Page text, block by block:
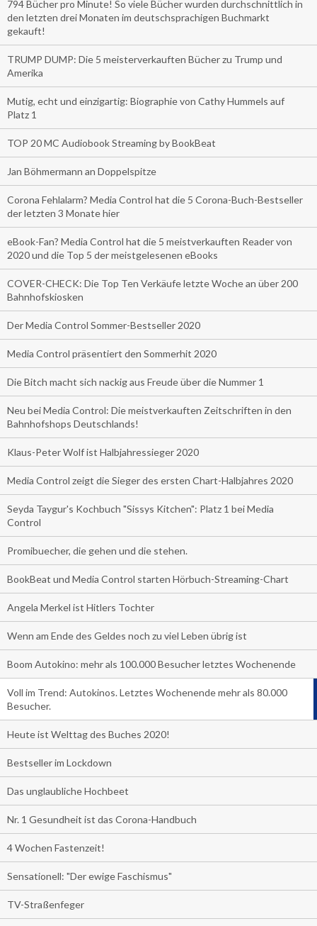
794 Bücher pro Minute! So viele Bücher wurden durchschnittlich in
den letzten drei Monaten im deutschsprachigen Buchmarkt
gekauft!
TRUMP DUMP: Die 5 meisterverkauften Bücher zu Trump und
Amerika
Mutig, echt und einzigartig: Biographie von Cathy Hummels auf
Platz 1
TOP 20 MC Audiobook Streaming by BookBeat
Jan Böhmermann an Doppelspitze
Corona Fehlalarm? Media Control hat die 5 Corona-Buch-Bestseller
der letzten 3 Monate hier
eBook-Fan? Media Control hat die 5 meistverkauften Reader von
2020 und die Top 5 der meistgelesenen eBooks
COVER-CHECK: Die Top Ten Verkäufe letzte Woche an über 200
Bahnhofskiosken
Der Media Control Sommer-Bestseller 2020
Media Control präsentiert den Sommerhit 2020
Die Bitch macht sich nackig aus Freude über die Nummer 1
Neu bei Media Control: Die meistverkauften Zeitschriften in den
Bahnhofshops Deutschlands!
Klaus-Peter Wolf ist Halbjahressieger 2020
Media Control zeigt die Sieger des ersten Chart-Halbjahres 2020
Seyda Taygur's Kochbuch "Sissys Kitchen": Platz 1 bei Media
Control
Promibuecher, die gehen und die stehen.
BookBeat und Media Control starten Hörbuch-Streaming-Chart
Angela Merkel ist Hitlers Tochter
Wenn am Ende des Geldes noch zu viel Leben übrig ist
Boom Autokino: mehr als 100.000 Besucher letztes Wochenende
Voll im Trend: Autokinos. Letztes Wochenende mehr als 80.000
Besucher.
Heute ist Welttag des Buches 2020!
Bestseller im Lockdown
Das unglaubliche Hochbeet
Nr. 1 Gesundheit ist das Corona-Handbuch
4 Wochen Fastenzeit!
Sensationell: "Der ewige Faschismus"
TV-Straßenfeger